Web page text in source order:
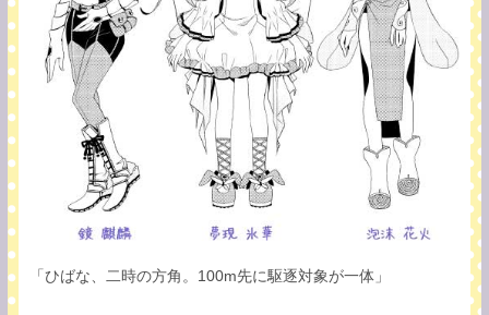
「ひばな、二時の方角。100m先に駆逐対象が一体」